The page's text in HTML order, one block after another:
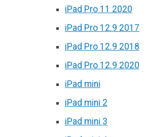
iPad Pro 11 2020
iPad Pro 12.9 2017
iPad Pro 12.9 2018
iPad Pro 12.9 2020
iPad mini
iPad mini 2
iPad mini 3